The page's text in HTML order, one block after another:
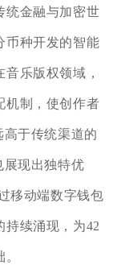
统金融与加密世
币种开发的智能
乐版权领域，
机制，使创作者
于传统渠道的
展现出独特优
移动端数字钱包
持续涌现，为42